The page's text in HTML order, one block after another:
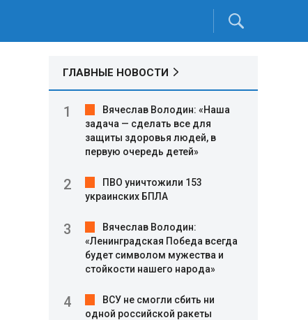
ГЛАВНЫЕ НОВОСТИ
Вячеслав Володин: «Наша
задача — сделать все для
защиты здоровья людей, в
первую очередь детей»
ПВО уничтожили 153
украинских БПЛА
Вячеслав Володин:
«Ленинградская Победа всегда
будет символом мужества и
стойкости нашего народа»
ВСУ не смогли сбить ни
одной российской ракеты